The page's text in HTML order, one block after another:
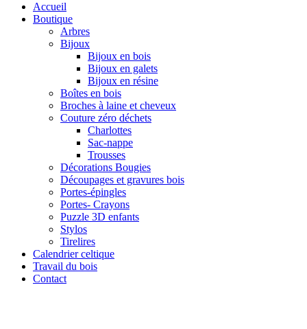
Accueil
Boutique
Arbres
Bijoux
Bijoux en bois
Bijoux en galets
Bijoux en résine
Boîtes en bois
Broches à laine et cheveux
Couture zéro déchets
Charlottes
Sac-nappe
Trousses
Décorations Bougies
Découpages et gravures bois
Portes-épingles
Portes- Crayons
Puzzle 3D enfants
Stylos
Tirelires
Calendrier celtique
Travail du bois
Contact